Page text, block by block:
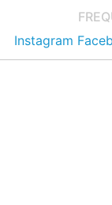
Instagram